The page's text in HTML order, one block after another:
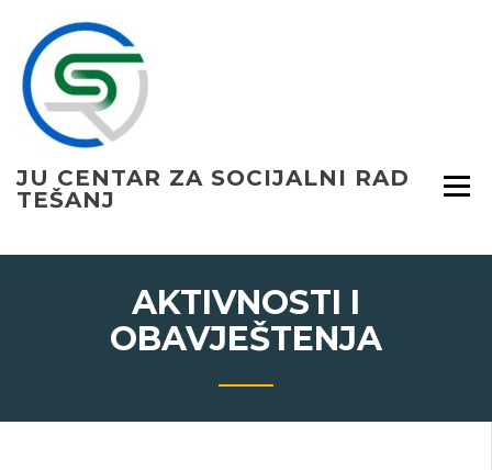
content
JU CENTAR ZA SOCIJALNI RAD
TEŠANJ
AKTIVNOSTI I
OBAVJEŠTENJA